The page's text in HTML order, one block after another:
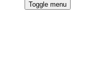
Toggle menu